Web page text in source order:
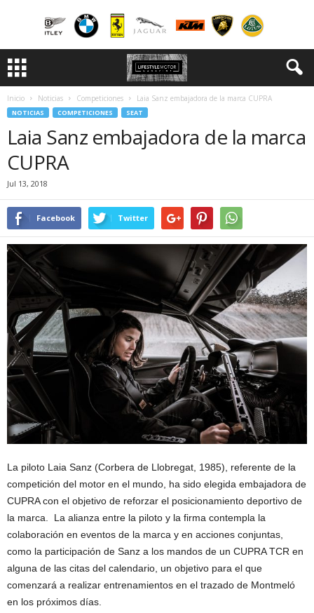
Inicio Noticias Competiciones Laia Sanz embajadora de la marca CUPRA
NOTICIAS COMPETICIONES SEAT
Laia Sanz embajadora de la marca
CUPRA
Jul 13, 2018
Facebook Twitter
La piloto Laia Sanz (Corbera de Llobregat, 1985), referente de la
competición del motor en el mundo, ha sido elegida embajadora de
CUPRA con el objetivo de reforzar el posicionamiento deportivo de
la marca. La alianza entre la piloto y la firma contempla la
colaboración en eventos de la marca y en acciones conjuntas,
como la participación de Sanz a los mandos de un CUPRA TCR en
alguna de las citas del calendario, un objetivo para el que
comenzará a realizar entrenamientos en el trazado de Montmeló
en los próximos días.